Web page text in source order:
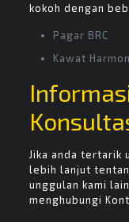
kokoh dengan
Pagar BRC
Kawat
Jika anda tertarik
lebih lanjut
unggulan kami
menghubungi